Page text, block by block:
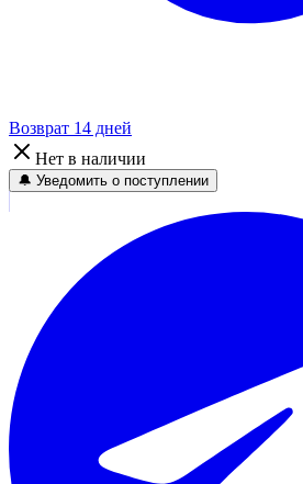
Возврат 14 дней
Нет в наличии
🔔 Уведомить о поступлении